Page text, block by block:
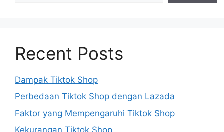
Recent Posts
Dampak Tiktok Shop
Perbedaan Tiktok Shop dengan Lazada
Faktor yang Mempengaruhi Tiktok Shop
Kekurangan Tiktok Shop